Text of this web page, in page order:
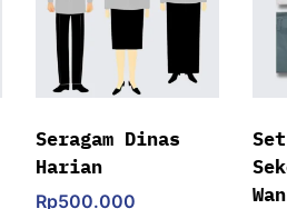
Seragam Dinas
Harian
Rp500.000